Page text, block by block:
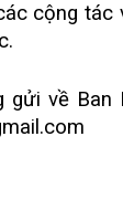
cộng
gửi về Ban